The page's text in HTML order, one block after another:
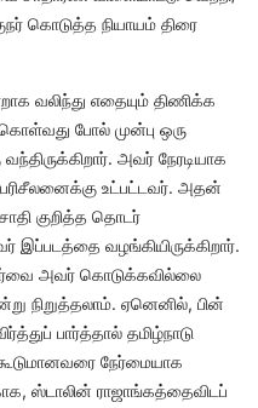
கொடுத்த நியாயம் திரை
வலிந்து எதையும் திணிக்க
போல் முன்பு ஒரு
வந்திருக்கிறார். அவர் நேரடியாக
உட்பட்டவர். அதன்
குறித்த தொடர்
இப்படத்தை வழங்கியிருக்கிறார்.
அவர் கொடுக்கவில்லை
நிறுத்தலாம். ஏனெனில், பின்
பார்த்தால் தமிழ்நாடு
நேர்மையாக
ஸ்டாலின் ராஜாங்கத்தைவிடப்